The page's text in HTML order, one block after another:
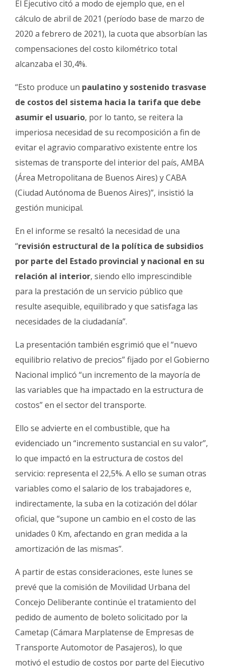
El Ejecutivo citó a modo de ejemplo que, en el
cálculo de abril de 2021 (período base de marzo de
2020 a febrero de 2021), la cuota que absorbían las
compensaciones del costo kilométrico total
alcanzaba el 30,4%.
“Esto produce un paulatino y sostenido trasvase
de costos del sistema hacia la tarifa que debe
asumir el usuario, por lo tanto, se reitera la
imperiosa necesidad de su recomposición a fin de
evitar el agravio comparativo existente entre los
sistemas de transporte del interior del país, AMBA
(Área Metropolitana de Buenos Aires) y CABA
(Ciudad Autónoma de Buenos Aires)”, insistió la
gestión municipal.
En el informe se resaltó la necesidad de una
“revisión estructural de la política de subsidios
por parte del Estado provincial y nacional en su
relación al interior, siendo ello imprescindible
para la prestación de un servicio público que
resulte asequible, equilibrado y que satisfaga las
necesidades de la ciudadanía”.
La presentación también esgrimió que el “nuevo
equilibrio relativo de precios” fijado por el Gobierno
Nacional implicó “un incremento de la mayoría de
las variables que ha impactado en la estructura de
costos” en el sector del transporte.
Ello se advierte en el combustible, que ha
evidenciado un “incremento sustancial en su valor”,
lo que impactó en la estructura de costos del
servicio: representa el 22,5%. A ello se suman otras
variables como el salario de los trabajadores e,
indirectamente, la suba en la cotización del dólar
oficial, que “supone un cambio en el costo de las
unidades 0 Km, afectando en gran medida a la
amortización de las mismas”.
A partir de estas consideraciones, este lunes se
prevé que la comisión de Movilidad Urbana del
Concejo Deliberante continúe el tratamiento del
pedido de aumento de boleto solicitado por la
Cametap (Cámara Marplatense de Empresas de
Transporte Automotor de Pasajeros), lo que
motivó el estudio de costos por parte del Ejecutivo